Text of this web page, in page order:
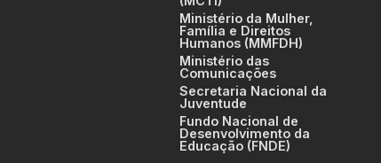
Ministério da Mulher,
Família e Direitos
Humanos (MMFDH)
Ministério das
Comunicações
Secretaria Nacional da
Juventude
Fundo Nacional de
Desenvolvimento da
Educação (FNDE)